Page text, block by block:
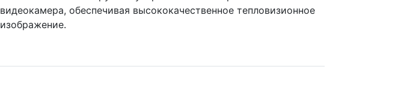
видеокамера, обеспечивая высококачественное тепловизионное
изображение.